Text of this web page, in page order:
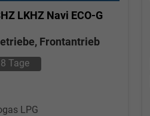
LKHZ Navi ECO-G
Frontantrieb
8 Tage
LPG